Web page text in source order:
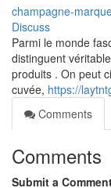
champagne-
Discuss
Parmi le monde
distinguent
produits . On peut
cuvée, https://
Comments
Comments
Submit a